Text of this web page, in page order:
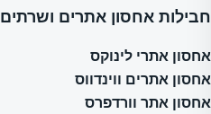
חבילות אחסון אתרים ושרתים
אחסון אתרי לינוקס
אחסון אתרים ווינדווס
אחסון אתר וורדפרס